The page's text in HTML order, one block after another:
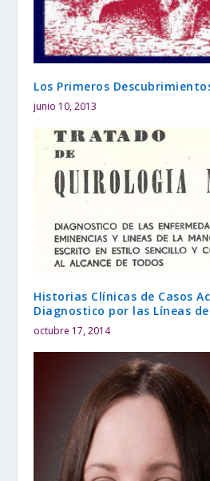
Los Primeros
junio 10, 2013
Historias Clínicas de Casos
Diagnostico por las Líneas
octubre 17, 2014